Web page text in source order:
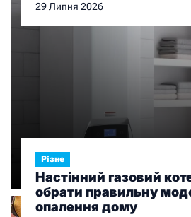
29 Липня 2026
Різне
Настінний газовий
обрати правильну
опалення дому